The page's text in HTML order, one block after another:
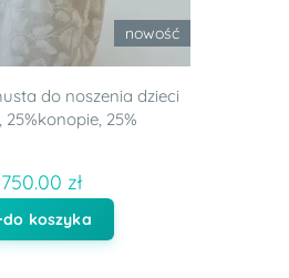
nowość
do noszenia dzieci
25%konopie, 25%
750.00 zł
do koszyka